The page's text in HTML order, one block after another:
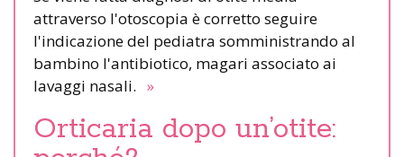
attraverso l'otoscopia è corretto seguire
l'indicazione del pediatra somministrando al
bambino l'antibiotico, magari associato ai
lavaggi nasali. »
Orticaria dopo un’otite: